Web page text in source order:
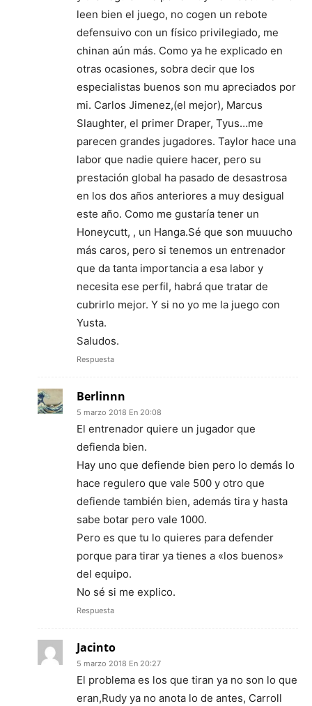
leen bien el juego, no cogen un rebote
defensuivo con un físico privilegiado, me
chinan aún más. Como ya he explicado en
otras ocasiones, sobra decir que los
especialistas buenos son mu apreciados por
mi. Carlos Jimenez,(el mejor), Marcus
Slaughter, el primer Draper, Tyus…me
parecen grandes jugadores. Taylor hace una
labor que nadie quiere hacer, pero su
prestación global ha pasado de desastrosa
en los dos años anteriores a muy desigual
este año. Como me gustaría tener un
Honeycutt, , un Hanga.Sé que son muuucho
más caros, pero si tenemos un entrenador
que da tanta importancia a esa labor y
necesita ese perfil, habrá que tratar de
cubrirlo mejor. Y si no yo me la juego con
Yusta.
Saludos.
Respuesta
Berlinnn
5 marzo 2018 En 20:08
El entrenador quiere un jugador que
defienda bien.
Hay uno que defiende bien pero lo demás lo
hace regulero que vale 500 y otro que
defiende también bien, además tira y hasta
sabe botar pero vale 1000.
Pero es que tu lo quieres para defender
porque para tirar ya tienes a «los buenos»
del equipo.
No sé si me explico.
Respuesta
Jacinto
5 marzo 2018 En 20:27
El problema es los que tiran ya no son lo que
eran,Rudy ya no anota lo de antes, Carroll